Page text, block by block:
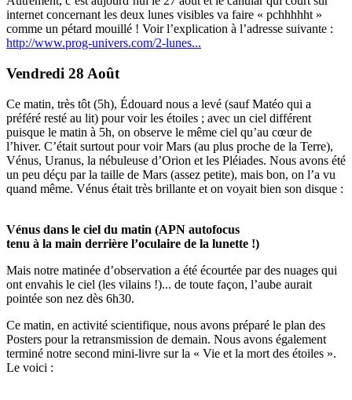
internet concernant les deux lunes visibles va faire « pchhhhht »
comme un pétard mouillé ! Voir l’explication à l’adresse suivante :
http://www.prog-univers.com/2-lunes...
Vendredi 28 Août
Ce matin, très tôt (5h), Édouard nous a levé (sauf Matéo qui a
préféré resté au lit) pour voir les étoiles ; avec un ciel différent
puisque le matin à 5h, on observe le même ciel qu’au cœur de
l’hiver. C’était surtout pour voir Mars (au plus proche de la Terre),
Vénus, Uranus, la nébuleuse d’Orion et les Pléiades. Nous avons été
un peu déçu par la taille de Mars (assez petite), mais bon, on l’a vu
quand même. Vénus était très brillante et on voyait bien son disque :
Vénus dans le ciel du matin (APN autofocus
tenu à la main derrière l’oculaire de la lunette !)
Mais notre matinée d’observation a été écourtée par des nuages qui
ont envahis le ciel (les vilains !)... de toute façon, l’aube aurait
pointée son nez dès 6h30.
Ce matin, en activité scientifique, nous avons préparé le plan des
Posters pour la retransmission de demain. Nous avons également
terminé notre second mini-livre sur la « Vie et la mort des étoiles ».
Le voici :